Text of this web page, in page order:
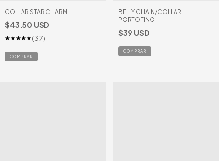
COLLAR STAR CHARM
$43.50 USD
(37)
BELLY CHAIN/COLLAR
PORTOFINO
$39 USD